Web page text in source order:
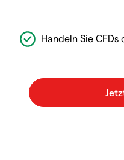
Handeln Sie